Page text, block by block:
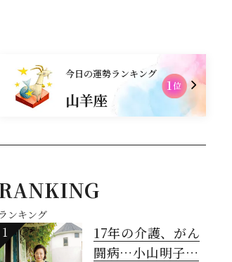
今日の運勢ランキング
山羊座
獅子座
1
2位
ランキング
1
17年の介護、がん
闘病…小山明子さ